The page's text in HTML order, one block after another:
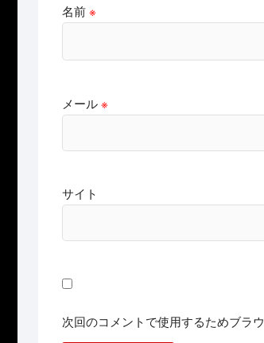
名前 ※
メール ※
サイト
次回のコメントで使用するためブラ